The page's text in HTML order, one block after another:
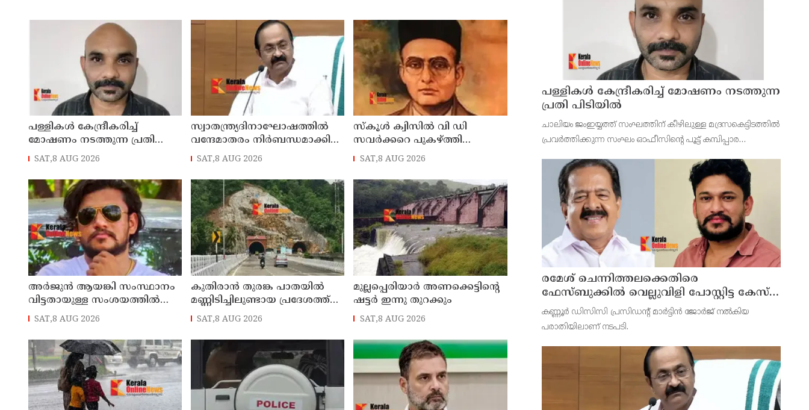
പള്ളികള്‍ കേന്ദ്രീകരിച്ച്
മോഷണം നടത്തുന്ന പ്രതി
പിടിയില്‍
SAT,8 AUG 2026
സ്വാതന്ത്ര്യദിനാഘോഷത്തില്‍
വന്ദേമാതരം നിര്‍ബന്ധമാക്കി
സര്‍ക്കാര്‍
SAT,8 AUG 2026
സ്‌കൂള്‍ ക്വിസില്‍ വി ഡി
സവര്‍ക്കറെ പുകഴ്ത്തി
ചോദ്യാവലി; വിവാദമായത്
ചോദ്യം
SAT,8 AUG 2026
അര്‍ജുന്‍ ആയങ്കി സംസ്ഥാനം
വിട്ടതായുള്ള സംശയത്തില്‍
പൊലീസ്
SAT,8 AUG 2026
കുതിരാന്‍ തുരങ്ക പാതയില്‍
മണ്ണിടിച്ചിലുണ്ടായ പ്രദേശത്ത്
മന്ത്രിതല സംഘത്തിന്റെ
അടിയന്തര സന്ദര്‍ശനം
SAT,8 AUG 2026
മുല്ലപ്പെരിയാര്‍ അണക്കെട്ടിന്റെ
ഷട്ടര്‍ ഇന്നു തുറക്കും
SAT,8 AUG 2026
പള്ളികള്‍ കേന്ദ്രീകരിച്ച് മോഷണം നടത്തുന്ന
പ്രതി പിടിയില്‍
ചാലിയം ജംഇയ്യത്ത് സംഘത്തിന് കീഴിലുള്ള മദ്രസകെട്ടിടത്തില്‍
പ്രവര്‍ത്തിക്കുന്ന സംഘം ഓഫീസിന്റെ പൂട്ട് കമ്പിപ്പാര
ഇയാള്‍ മോഷ്ടിച്ചിരുന്നു.
രമേശ് ചെന്നിത്തലക്കെതിരെ
ഫേസ്ബുക്കില്‍ വെല്ലുവിളി പോസ്റ്റിട്ട കേസ് ;
അര്‍ജുന്‍ ആയങ്കിക്ക് എതിരെ കേസെടുത്ത്
കണ്ണൂര്‍ സൈബര്‍ പൊലീസ്
കണ്ണൂര്‍ ഡിസിസി പ്രസിഡന്റ് മാര്‍ട്ടിന്‍ ജോര്‍ജ് നല്‍കിയ
പരാതിയിലാണ് നടപടി.